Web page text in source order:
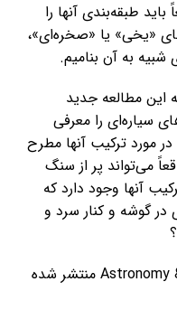
طبقه‌بندی آنها را
«یخی» یا «صخره‌ای»،
به آن بنامیم.
مطالعه جدید
سیاره‌ای را معرفی
مورد ترکیب آنها مطرح
می‌تواند پر از سنگ
آنها وجود دارد که
در گوشه و کنار سرد و
این مطالعه در مجله Astronomy & Astrophysics منتشر شده